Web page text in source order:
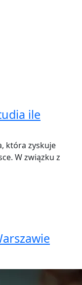
ile
która zyskuje
W związku z